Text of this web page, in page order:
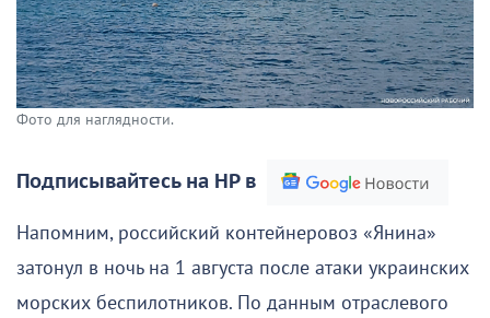
Фото для наглядности.
Подписывайтесь на НР в
Напомним, российский контейнеровоз «Янина»
затонул в ночь на 1 августа после атаки украинских
морских беспилотников. По данным отраслевого